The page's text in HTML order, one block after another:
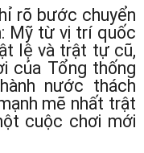
rõ bước chuyển
Mỹ từ vị trí quốc
lệ và trật tự cũ,
của Tổng thống
nước thách
mẽ nhất trật
cuộc chơi mới